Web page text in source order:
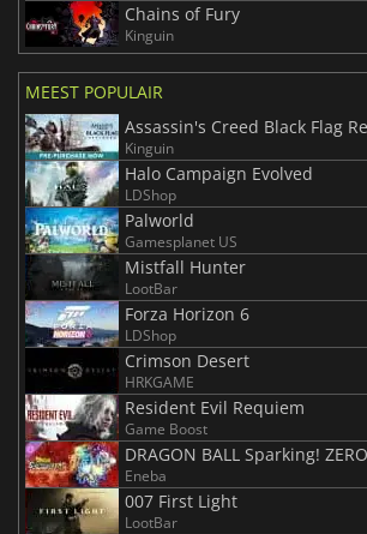
Chains of Fury
Kinguin
MEEST POPULAIR
Assassin's Creed Black Flag
Kinguin
Halo Campaign Evolved
LDShop
Palworld
Gamesplanet US
Mistfall Hunter
LootBar
Forza Horizon 6
LDShop
Crimson Desert
HRKGAME
Resident Evil Requiem
Game Boost
Eneba
007 First Light
LootBar